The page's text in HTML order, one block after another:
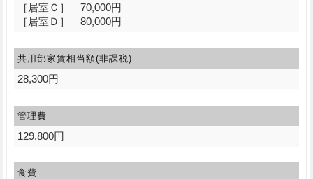
［居室Ｃ］ 70,000円
［居室Ｄ］ 80,000円
共用部家賃相当額(非課税)
28,300円
管理費
129,800円
食費